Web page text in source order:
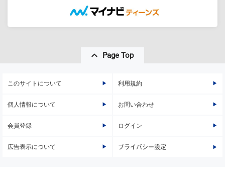
Page Top
このサイトについて 利用規約
個人情報について お問い合わせ
会員登録 ログイン
広告表示について プライバシー設定